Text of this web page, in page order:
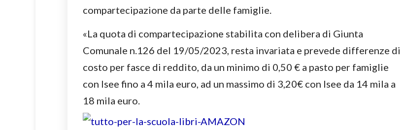
compartecipazione da parte delle famiglie.
«La quota di compartecipazione stabilita con delibera di Giunta
Comunale n.126 del 19/05/2023, resta invariata e prevede differenze di
costo per fasce di reddito, da un minimo di 0,50 € a pasto per famiglie
con Isee fino a 4 mila euro, ad un massimo di 3,20€ con Isee da 14 mila a
18 mila euro.